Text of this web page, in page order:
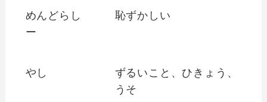
めんどらし
ー
恥ずかしい
やし
ずるいこと、ひきょう、
うそ